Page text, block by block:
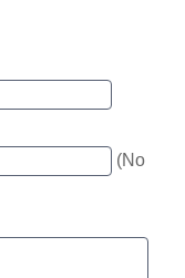
(No